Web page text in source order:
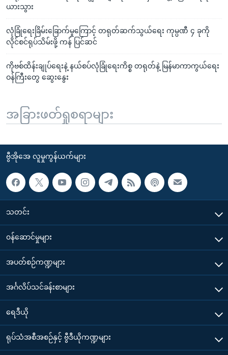
ယားသွား
လုံခြုံရေးခြိမ်းခြောက်မှုကြောင့် တရုတ်ဆက်သွယ်ရေး ကုမ္ပဏီ ၄ ခုကို
လိုင်စင်ရုပ်သိမ်းဖို့ ကန် ပြင်ဆင်
ကိုဗစ်ထိန်းချုပ်ရေးနဲ့ နယ်စပ်လုံခြုံရေးကိစ္စ တရုတ်နဲ့ မြန်မာကာကွယ်ရေး
ဝန်ကြီးတွေ ဆွေးနွေး
အခြားဖတ်ရှုစရာများ
ဗွီအိုအေ လူမှုကွန်ယက်များ
သတင်း
၀န်ဆောင်မှုများ
အပတ်စဉ်ကဏ္ဍများ
အင်္ဂလိပ်သင်ခန်းစာများ
ရေဒီယို
ရုပ်သံအစီအစဉ်နှင့် ဗွီဒီယိုကဏ္ဍများ